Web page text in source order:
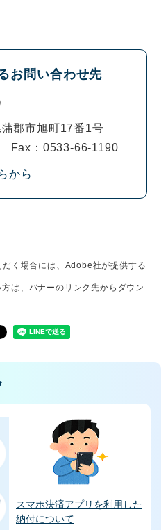
お問い合わせ先
郡市旭町17番1号
Fax：0533-66-1190
から
く場合には、Adobe社が提供する
は、バナーのリンク先からダウン
スマホ決済アプリを利用した
納付について